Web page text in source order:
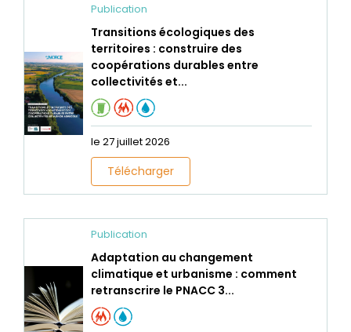
Publication
Transitions écologiques des
territoires : construire des
coopérations durables entre
collectivités et...
le 27 juillet 2026
Télécharger
Publication
Adaptation au changement
climatique et urbanisme : comment
retranscrire le PNACC 3...